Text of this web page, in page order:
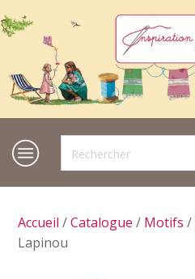
Accueil /Catalogue / Motifs /
Lapinou